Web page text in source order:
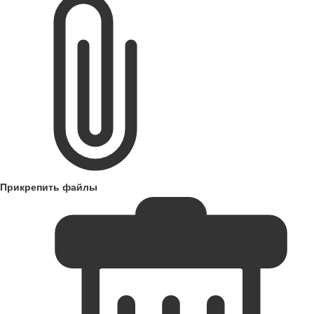
Прикрепить файлы